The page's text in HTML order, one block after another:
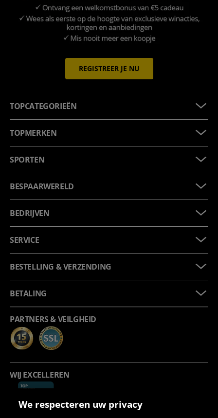
REGISTREER JE NU
TOPCATEGORIEËN
TOPMERKEN
SPORTEN
BESPAARWERELD
BEDRIJVEN
SERVICE
BESTELLING & VERZENDING
BETALING
PARTNERS & VEILGHEID
WIJ EXCELLEREN
We respecteren uw privacy